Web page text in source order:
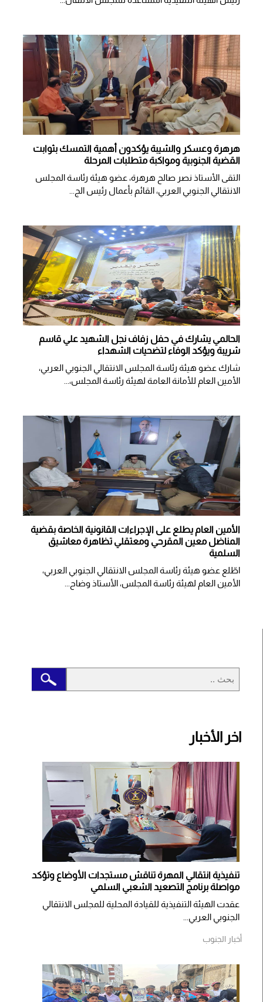
هرهرة وعسكر والشيبة يؤكدون أهمية التمسك بثوابت
القضية الجنوبية ومواكبة متطلبات المرحلة
التقى الأستاذ نصر صالح هرهرة، عضو هيئة رئاسة المجلس
الانتقالي الجنوبي العربي، القائم بأعمال رئيس الج...
الحالمي يشارك في حفل زفاف نجل الشهيد علي قاسم
شريبة ويؤكد الوفاء لتضحيات الشهداء
شارك عضو هيئة رئاسة المجلس الانتقالي الجنوبي العربي،
الأمين العام للأمانة العامة لهيئة رئاسة المجلس،...
الأمين العام يطلع على الإجراءات القانونية الخاصة بقضية
المناضل معين المقرحي ومعتقلي تظاهرة معاشيق
السلمية
اطّلع عضو هيئة رئاسة المجلس الانتقالي الجنوبي العربي،
الأمين العام لهيئة رئاسة المجلس، الأستاذ وضاح...
اخر الأخبار
تنفيذية انتقالي المهرة تناقش مستجدات الأوضاع وتؤكد
مواصلة برنامج التصعيد الشعبي السلمي
عقدت الهيئة التنفيذية للقيادة المحلية للمجلس الانتقالي
الجنوبي العربي...
أخبار الجنوب